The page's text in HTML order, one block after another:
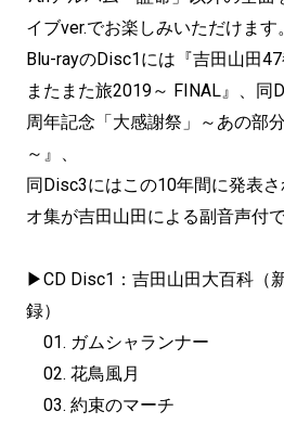
イブver.でお楽しみいただけます。
Blu-rayのDisc1には『吉田山田
またまた旅2019～ FINAL』、同
周年記念「大感謝祭」～あの部
～』、
同Disc3にはこの10年間に発表
オ集が吉田山田による副音声付
▶︎CD Disc1：吉田山田大百科（
録）
01. ガムシャランナー
02. 花鳥風月
03. 約束のマーチ